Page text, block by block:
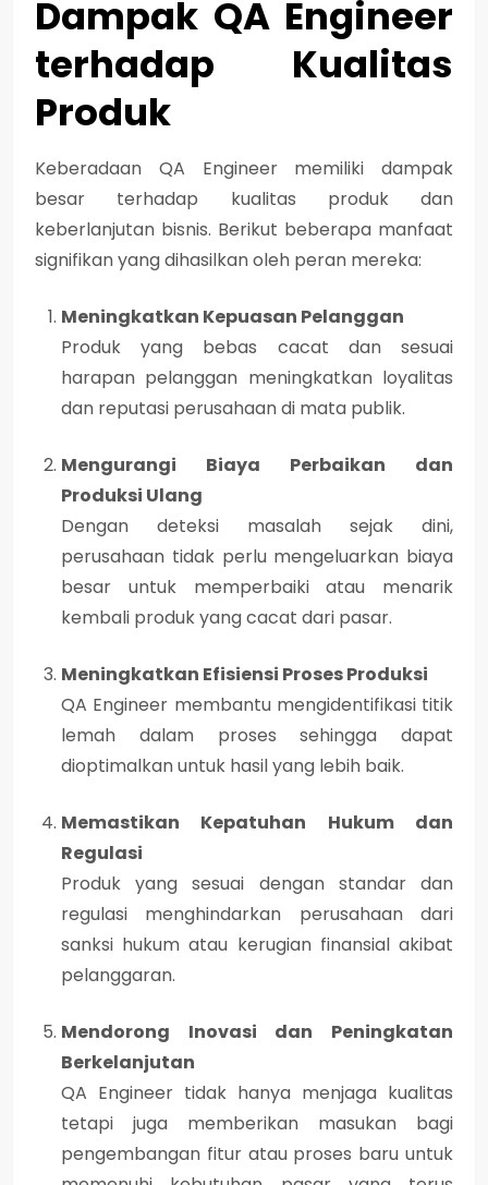
Dampak QA Engineer
terhadap Kualitas
Produk
Keberadaan QA Engineer memiliki dampak
besar terhadap kualitas produk dan
keberlanjutan bisnis. Berikut beberapa manfaat
signifikan yang dihasilkan oleh peran mereka:
Meningkatkan Kepuasan Pelanggan
Produk yang bebas cacat dan sesuai
harapan pelanggan meningkatkan loyalitas
dan reputasi perusahaan di mata publik.
Mengurangi Biaya Perbaikan dan
Produksi Ulang
Dengan deteksi masalah sejak dini,
perusahaan tidak perlu mengeluarkan biaya
besar untuk memperbaiki atau menarik
kembali produk yang cacat dari pasar.
Meningkatkan Efisiensi Proses Produksi
QA Engineer membantu mengidentifikasi titik
lemah dalam proses sehingga dapat
dioptimalkan untuk hasil yang lebih baik.
Memastikan Kepatuhan Hukum dan
Regulasi
Produk yang sesuai dengan standar dan
regulasi menghindarkan perusahaan dari
sanksi hukum atau kerugian finansial akibat
pelanggaran.
Mendorong Inovasi dan Peningkatan
Berkelanjutan
QA Engineer tidak hanya menjaga kualitas
tetapi juga memberikan masukan bagi
pengembangan fitur atau proses baru untuk